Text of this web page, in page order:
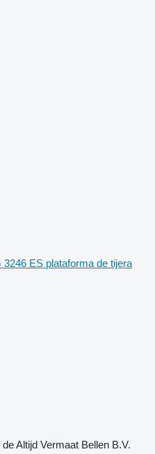
3246 ES plataforma de tijera
Altijd Vermaat Bellen B.V.